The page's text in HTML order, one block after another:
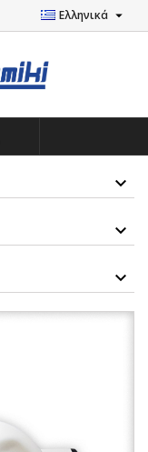
Ελληνικά 